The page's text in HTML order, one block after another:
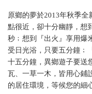
原鄉的夢於2013年秋季
點很近，卻十分幽靜，想
秒﹔想到『出火』享用爆
受日光浴，只要五分鐘﹔
十五分鐘，異鄉遊子要送
瓦、一草一木，皆用心鋪
的居住環境，等候您的細